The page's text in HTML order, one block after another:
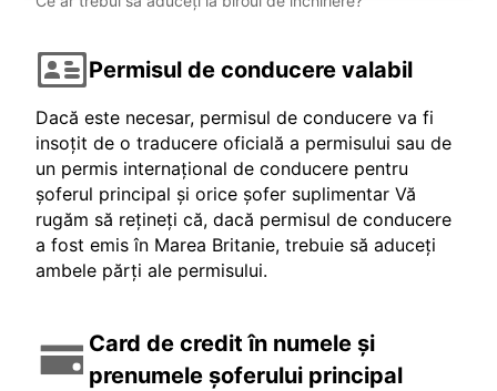
Permisul de conducere valabil
Dacă este necesar, permisul de conducere va fi
insoțit de o traducere oficială a permisului sau de
un permis internațional de conducere pentru
șoferul principal și orice șofer suplimentar Vă
rugăm să rețineți că, dacă permisul de conducere
a fost emis în Marea Britanie, trebuie să aduceți
ambele părți ale permisului.
Card de credit în numele și
prenumele șoferului principal